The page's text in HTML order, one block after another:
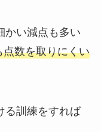
かい減点も多い
数を取りにくい
る訓練をすれば